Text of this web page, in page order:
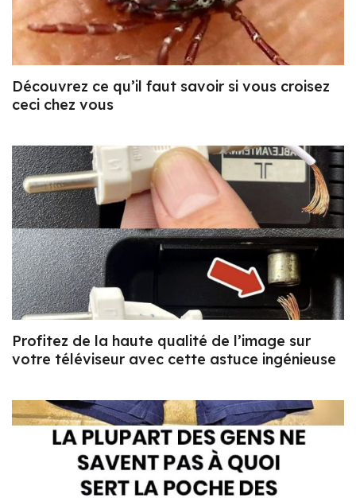
Découvrez ce qu’il faut savoir si vous croisez
ceci chez vous
Profitez de la haute qualité de l’image sur
votre téléviseur avec cette astuce ingénieuse